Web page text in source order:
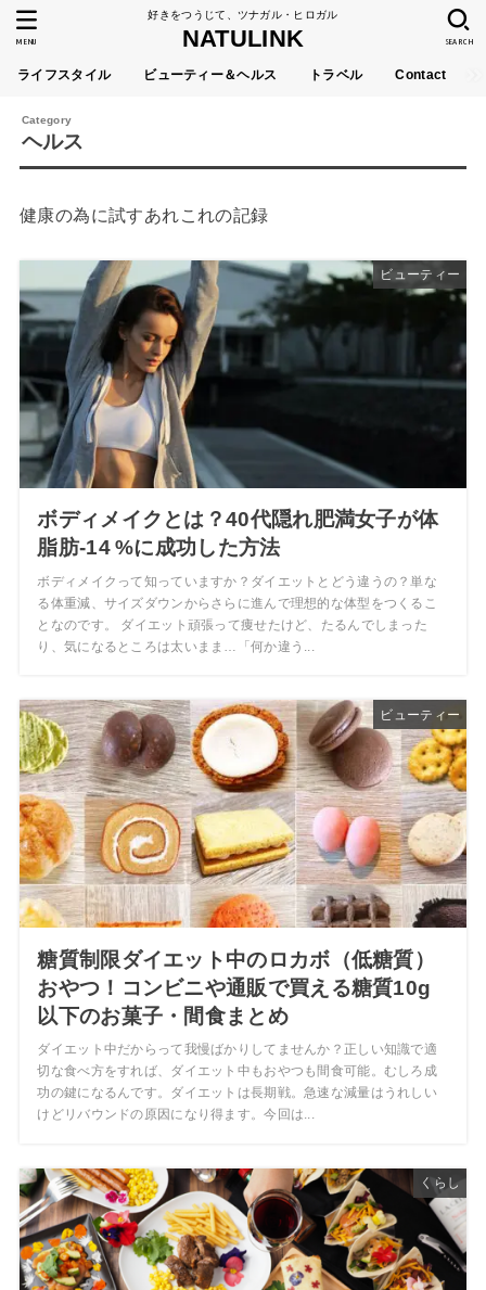
好きをつうじて、ツナガル・ヒロガル
NATULINK
ライフスタイル ビューティー＆ヘルス トラベル Contact
SEARCH
MENU
ヘルス
健康の為に試すあれこれの記録
ビューティー
ボディメイクとは？40代隠れ肥満女子が体
脂肪‑14 %に成功した方法
ボディメイクって知っていますか？ダイエットとどう違うの？単な
る体重減、サイズダウンからさらに進んで理想的な体型をつくるこ
となのです。 ダイエット頑張って痩せたけど、たるんでしまった
り、気になるところは太いまま…「何か違う...
ビューティー
糖質制限ダイエット中のロカボ（低糖質）
おやつ！コンビニや通販で買える糖質10g
以下のお菓子・間食まとめ
ダイエット中だからって我慢ばかりしてませんか？正しい知識で適
切な食べ方をすれば、ダイエット中もおやつも間食可能。むしろ成
功の鍵になるんです。ダイエットは長期戦。急速な減量はうれしい
けどリバウンドの原因になり得ます。今回は...
くらし